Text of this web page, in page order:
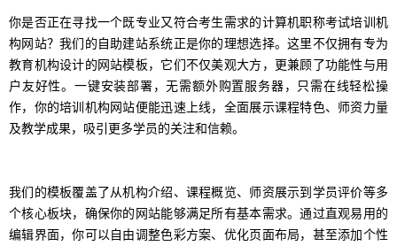
你是否正在寻找一个既专业又符合考生需求的计算机职称考试培训机
构网站？我们的自助建站系统正是你的理想选择。这里不仅拥有专为
教育机构设计的网站模板，它们不仅美观大方，更兼顾了功能性与用
户友好性。一键安装部署，无需额外购置服务器，只需在线轻松操
作，你的培训机构网站便能迅速上线，全面展示课程特色、师资力量
及教学成果，吸引更多学员的关注和信赖。
我们的模板覆盖了从机构介绍、课程概览、师资展示到学员评价等多
个核心板块，确保你的网站能够满足所有基本需求。通过直观易用的
编辑界面，你可以自由调整色彩方案、优化页面布局，甚至添加个性